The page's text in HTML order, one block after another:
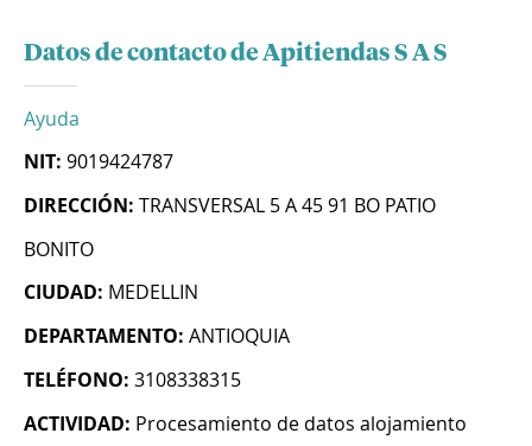
Datos de contacto de Apitiendas S A S
Ayuda
NIT: 9019424787
DIRECCIÓN: TRANSVERSAL 5 A 45 91 BO PATIO
BONITO
CIUDAD: MEDELLIN
DEPARTAMENTO: ANTIOQUIA
TELÉFONO: 3108338315
ACTIVIDAD: Procesamiento de datos alojamiento